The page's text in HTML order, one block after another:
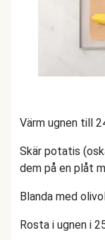
Värm ugnen till
Skär potatis
dem på en plåt
Blanda med
Rosta i ugnen i